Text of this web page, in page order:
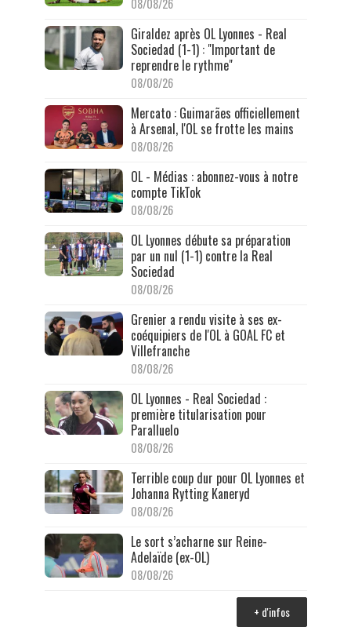
Giraldez après OL Lyonnes - Real
Sociedad (1-1) : "Important de
reprendre le rythme"
08/08/26
Mercato : Guimarães officiellement
à Arsenal, l'OL se frotte les mains
08/08/26
OL - Médias : abonnez-vous à notre
compte TikTok
08/08/26
OL Lyonnes débute sa préparation
par un nul (1-1) contre la Real
Sociedad
08/08/26
Grenier a rendu visite à ses ex-
coéquipiers de l'OL à GOAL FC et
Villefranche
08/08/26
OL Lyonnes - Real Sociedad :
première titularisation pour
Paralluelo
08/08/26
Terrible coup dur pour OL Lyonnes et
Johanna Rytting Kaneryd
08/08/26
Le sort s’acharne sur Reine-
Adelaïde (ex-OL)
08/08/26
+ d'infos